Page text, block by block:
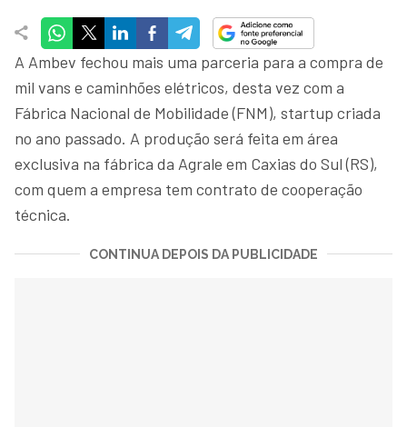
A Ambev fechou mais uma parceria para a compra de
mil vans e caminhões elétricos, desta vez com a
Fábrica Nacional de Mobilidade (FNM), startup criada
no ano passado. A produção será feita em área
exclusiva na fábrica da Agrale em Caxias do Sul (RS),
com quem a empresa tem contrato de cooperação
técnica.
CONTINUA DEPOIS DA PUBLICIDADE